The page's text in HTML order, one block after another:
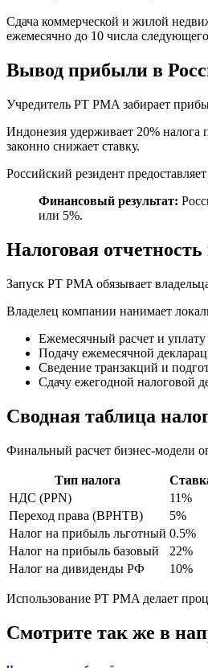
Сдача коммерческой и жилой
ежемесячно до 10 числа
Вывод прибыли в
Учредитель PT PMA забирает
Индонезия удерживает 20%
законно снижает ставку.
Российский резидент предоставляет
Финансовый результат:
или 5%.
Налоговая
Запуск PT PMA обязывает
Владелец компании нанимает
Ежемесячный расчет и
Подачу ежемесячной
Сведение транзакций и
Сдачу ежегодной налоговой
Сводная таблица
Финальный расчет бизнес-модели
Тип налога
НДС (PPN)
11%
Переход права (BPHTB)
5%
Налог на прибыль льготный 0.5%
Налог на прибыль базовый
22%
Налог на дивиденды РФ
10%
Использование PT PMA делает
Смотрите так же в